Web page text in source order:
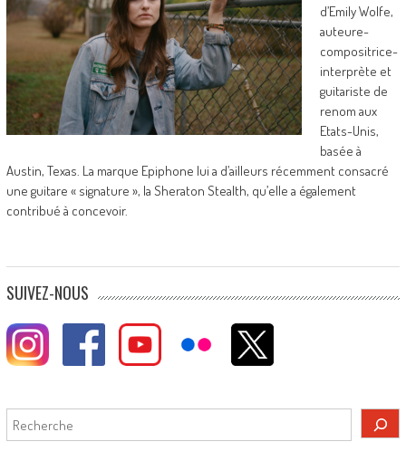
d’Emily Wolfe,
auteure-
compositrice-
interprète et
guitariste de
renom aux
Etats-Unis,
basée à
Austin, Texas. La marque Epiphone lui a d’ailleurs récemment consacré
une guitare « signature », la Sheraton Stealth, qu’elle a également
contribué à concevoir.
SUIVEZ-NOUS
Rechercher